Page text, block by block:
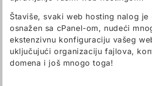
Štaviše, svaki web hosting nalog je
osnažen sa cPanel-om, nudeći
ekstenzivnu konfiguraciju vašeg
uključujući organizaciju fajlova,
domena i još mnogo toga!